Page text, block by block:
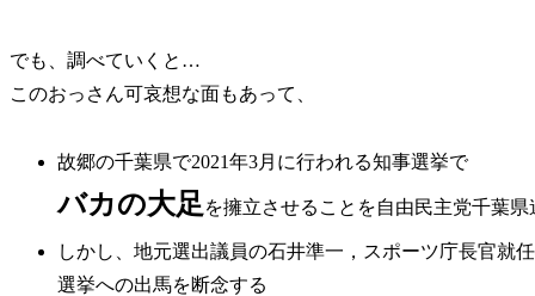
でも、調べていくと…
このおっさん可哀想な面もあって、
故郷の千葉県で2021年3月に行われる知事選挙で
バカの大足 を擁立させることを自由民主党千葉県
しかし、地元選出議員の石井準一，スポーツ庁長官就
選挙への出馬を断念する